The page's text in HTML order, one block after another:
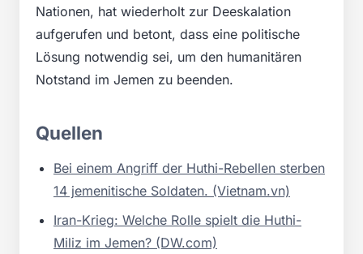
Nationen, hat wiederholt zur Deeskalation
aufgerufen und betont, dass eine politische
Lösung notwendig sei, um den humanitären
Notstand im Jemen zu beenden.
Quellen
Bei einem Angriff der Huthi-Rebellen sterben
14 jemenitische Soldaten. (Vietnam.vn)
Iran-Krieg: Welche Rolle spielt die Huthi-
Miliz im Jemen? (DW.com)